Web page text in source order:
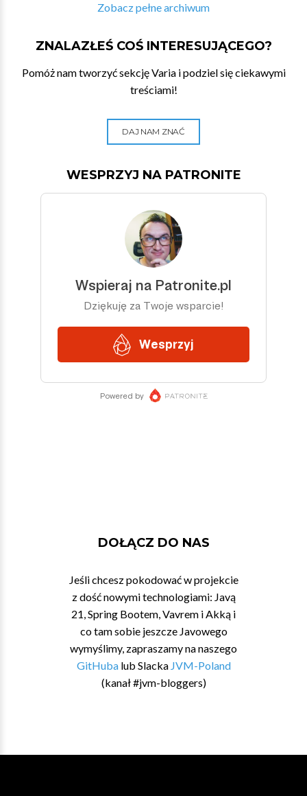
Zobacz pełne archiwum
ZNALAZŁEŚ COŚ INTERESUJĄCEGO?
Pomóż nam tworzyć sekcję Varia i podziel się ciekawymi
treściami!
DAJ NAM ZNAĆ
WESPRZYJ NA PATRONITE
DOŁĄCZ DO NAS
Jeśli chcesz pokodować w projekcie
z dość nowymi technologiami: Javą
21, Spring Bootem, Vavrem i Akką i
co tam sobie jeszcze Javowego
wymyślimy, zapraszamy na naszego
GitHubalub Slacka JVM-Poland
(kanał #jvm-bloggers)